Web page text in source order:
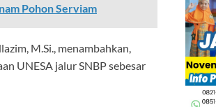
Pohon Serviam
M.Si., menambahkan,
UNESA jalur SNBP sebesar